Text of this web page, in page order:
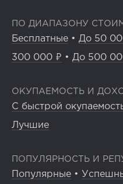
ПО ДИАПАЗОНУ
Бесплатные • До 50
300 000 ₽ • До 500
ОКУПАЕМОСТЬ И
С быстрой
Лучшие
ПОПУЛЯРНОСТЬ И
Популярные •